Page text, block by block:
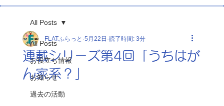
All Posts
お役立ち情報
お知らせ
過去の活動
All Posts
連載シリーズ第4回「うちはが
ん家系？」
FLATふらっと 5月22日 読了時間: 3分